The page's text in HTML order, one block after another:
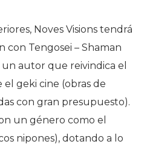
Noves Visions tendrá
con Tengosei – Shaman
autor que reivindica el
geki cine (obras de
con gran presupuesto).
un género como el
nipones), dotando a lo